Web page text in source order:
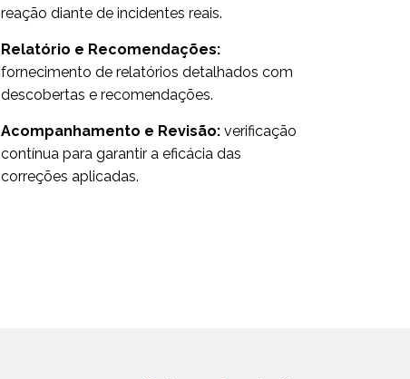
reação diante de incidentes reais.
Relatório e Recomendações:
fornecimento de relatórios detalhados com
descobertas e recomendações.
Acompanhamento e Revisão:verificação
contínua para garantir a eficácia das
correções aplicadas.